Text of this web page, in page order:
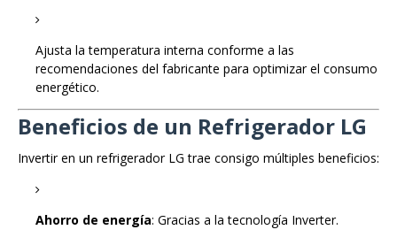
Ajusta la temperatura interna conforme a las
recomendaciones del fabricante para optimizar el consumo
energético.
Beneficios de un Refrigerador LG
Invertir en un refrigerador LG trae consigo múltiples beneficios:
Ahorro de energía: Gracias a la tecnología Inverter.